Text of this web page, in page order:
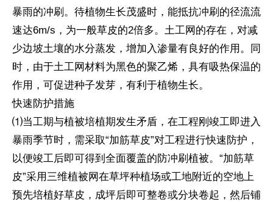
暴雨的冲刷。待植物生长茂盛时，能抵抗冲刷的径流流
速达6m/s，为一般草皮的2倍多。土工网的存在，对减
少边坡土壤的水分蒸发，增加入渗量有良好的作用。同
时，由于土工网材料为黑色的聚乙烯，具有吸热保温的
作用，可促进种子发芽，有利于植物生长。
快速防护措施
⑴当工期与植被培植期发生矛盾，在工程刚竣工即进入
暴雨季节时，需采取“加筋草皮”对工程进行快速防护，
以便竣工后即可得到全面覆盖的防冲刷植被。“加筋草
皮”采用三维植被网在草坪种植场或工地附近的空地上
预先培植好草皮，成坪后即可整卷或分块卷起，然后铺